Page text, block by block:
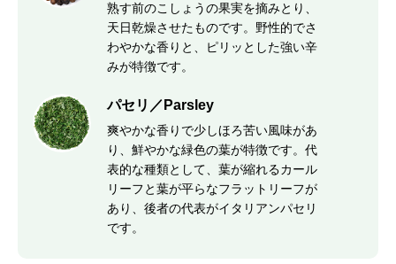
熟す前のこしょうの果実を摘みとり、
天日乾燥させたものです。野性的でさ
わやかな香りと、ピリッとした強い辛
みが特徴です。
パセリ／Parsley
爽やかな香りで少しほろ苦い風味があ
り、鮮やかな緑色の葉が特徴です。代
表的な種類として、葉が縮れるカール
リーフと葉が平らなフラットリーフが
あり、後者の代表がイタリアンパセリ
です。